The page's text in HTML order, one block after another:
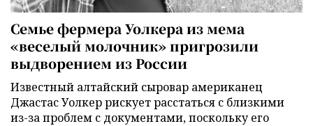
Семье фермера Уолкера из мема
«веселый молочник» пригрозили
выдворением из России
Известный алтайский сыровар американец
Джастас Уолкер рискует расстаться с близкими
из-за проблем с документами, поскольку его